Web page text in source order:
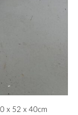
x 52 x 40cm